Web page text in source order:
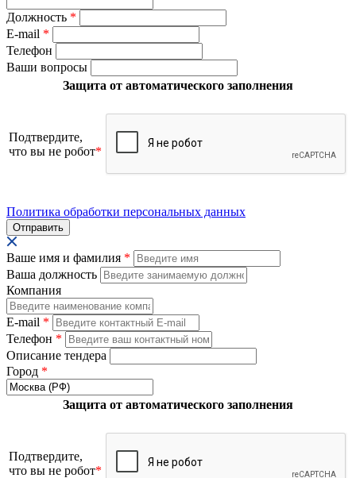
Должность *
E-mail *
Телефон
Ваши вопросы
Защита от автоматического заполнения
Подтвердите,
что вы не робот*
Политика обработки персональных данных
Ваше имя и фамилия *
Ваша должность
Компания
E-mail *
Телефон *
Описание тендера
Город *
Защита от автоматического заполнения
Подтвердите,
что вы не робот*